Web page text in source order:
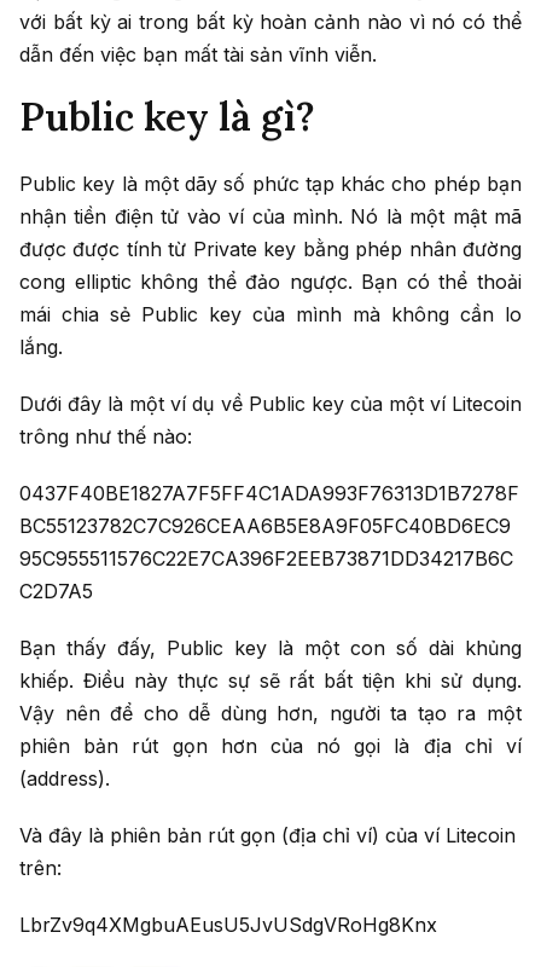
với bất kỳ ai trong bất kỳ hoàn cảnh nào vì nó có thể
dẫn đến việc bạn mất tài sản vĩnh viễn.
Public key là gì?
Public key là một dãy số phức tạp khác cho phép bạn
nhận tiền điện tử vào ví của mình. Nó là một mật mã
được được tính từ Private key bằng phép nhân đường
cong elliptic không thể đảo ngược. Bạn có thể thoải
mái chia sẻ Public key của mình mà không cần lo
lắng.
Dưới đây là một ví dụ về Public key của một ví Litecoin
trông như thế nào:
0437F40BE1827A7F5FF4C1ADA993F76313D1B7278F
BC55123782C7C926CEAA6B5E8A9F05FC40BD6EC9
95C955511576C22E7CA396F2EEB73871DD34217B6C
C2D7A5
Bạn thấy đấy, Public key là một con số dài khủng
khiếp. Điều này thực sự sẽ rất bất tiện khi sử dụng.
Vậy nên để cho dễ dùng hơn, người ta tạo ra một
phiên bản rút gọn hơn của nó gọi là địa chỉ ví
(address).
Và đây là phiên bản rút gọn (địa chỉ ví) của ví Litecoin
trên:
LbrZv9q4XMgbuAEusU5JvUSdgVRoHg8Knx